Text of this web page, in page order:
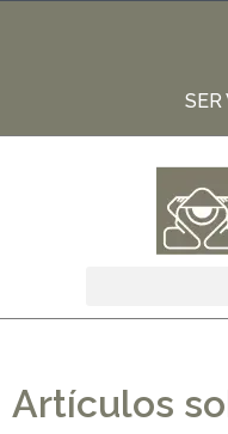
SER
Artículos